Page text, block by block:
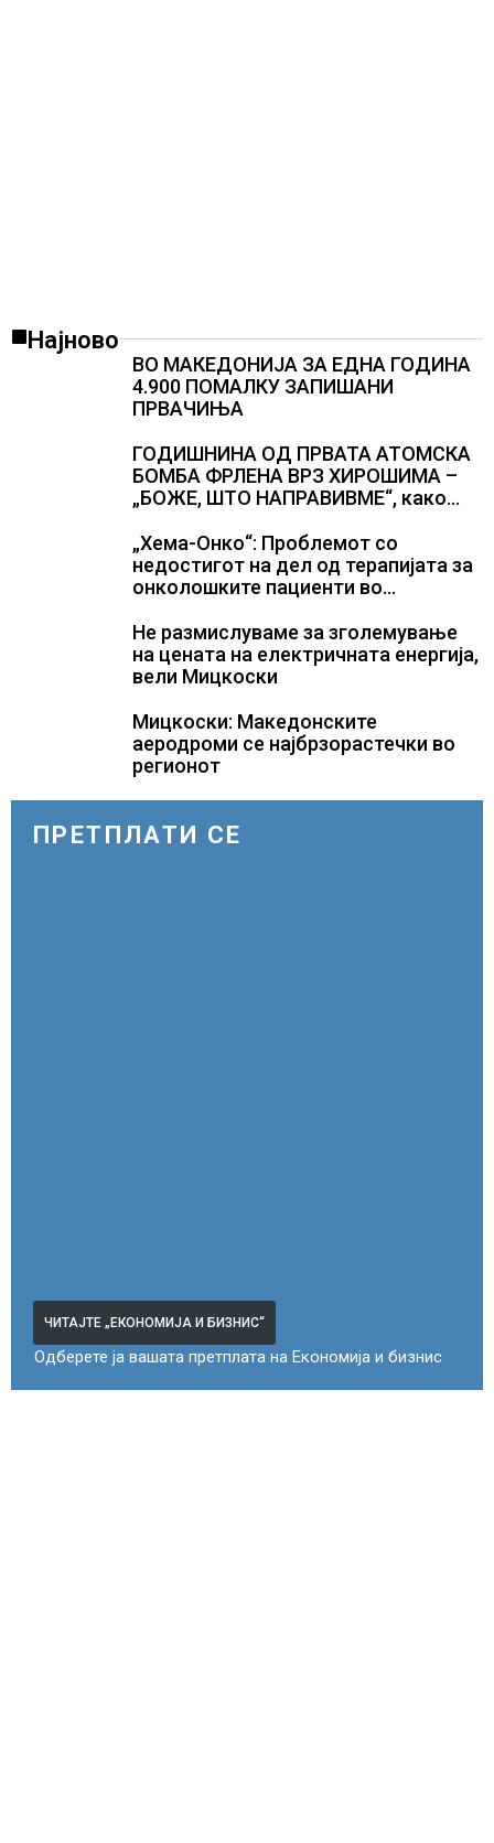
Најново
ВО МАКЕДОНИЈА ЗА ЕДНА ГОДИНА
4.900 ПОМАЛКУ ЗАПИШАНИ
ПРВАЧИЊА
ГОДИШНИНА ОД ПРВАТА АТОМСКА
БОМБА ФРЛЕНА ВРЗ ХИРОШИМА –
„БОЖЕ, ШТО НАПРАВИВМЕ“, како
Геј“ и учесниците во
бомбардирањето го доживуваа овој
настан што го промени текот на
„Хема-Онко“: Проблемот со
недостигот на дел од терапијата за
онколошките пациенти во
Не размислуваме за зголемување
на цената на електричната енергија,
вели Мицкоски
Мицкоски: Македонските
аеродроми се најбрзорастечки во
регионот
ПРЕТПЛАТИ СЕ
ЧИТАЈТЕ „ЕКОНОМИЈА И БИЗНИС“
Одберете ја вашата претплата на Економија и бизнис